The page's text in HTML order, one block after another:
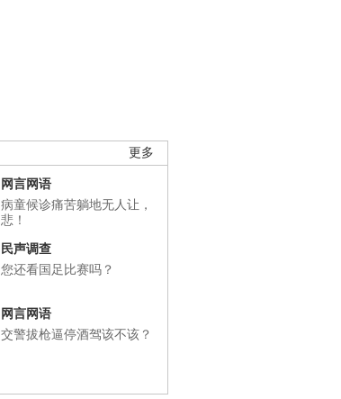
更多
网言网语
病童候诊痛苦躺地无人让，
悲！
民声调查
您还看国足比赛吗？
网言网语
交警拔枪逼停酒驾该不该？